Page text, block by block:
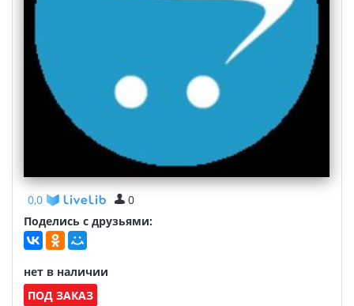
0,0
0
Поделись с друзьями:
нет в наличии
ПОД ЗАКАЗ